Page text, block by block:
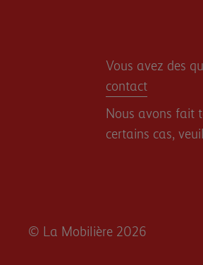
Vous avez des
contact
Nous avons fait
certains cas,
© La Mobilière 2026